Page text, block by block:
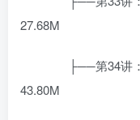
27.68M
├──第34讲：
43.80M